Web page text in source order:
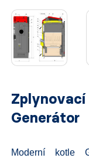
Generátor
Moderní kotle